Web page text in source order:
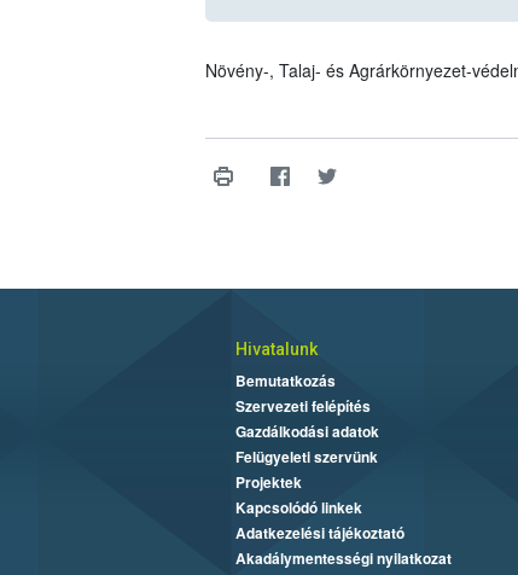
Növény-, Talaj- és Agrárkörnyezet-
Hivatalunk
Bemutatkozás
Szervezeti felépítés
Gazdálkodási adatok
Felügyeleti szervünk
Projektek
Kapcsolódó linkek
Adatkezelési tájékoztató
Akadálymentességi nyilatkozat